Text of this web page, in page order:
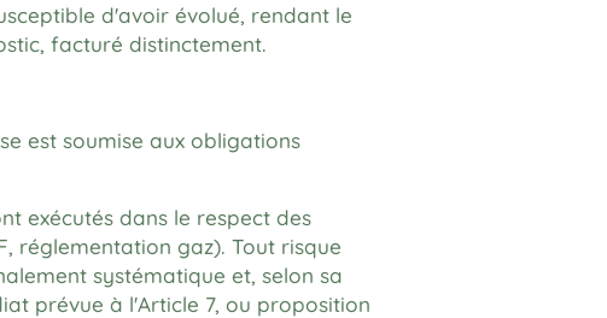
d'avoir évolué, rendant le
facturé distinctement.
est soumise aux obligations
exécutés dans le respect des
réglementation gaz). Tout risque
systématique et, selon sa
prévue à l'Article 7, ou proposition